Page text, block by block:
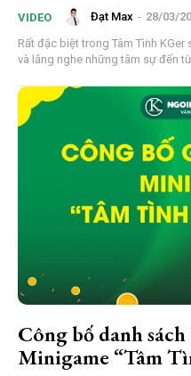
VIDEO Đạt Max - 28/03/
Rất đặc biệt trong Tâm Tình
và lắng nghe những tâm sự đến
Công bố danh
Minigame “Tâm